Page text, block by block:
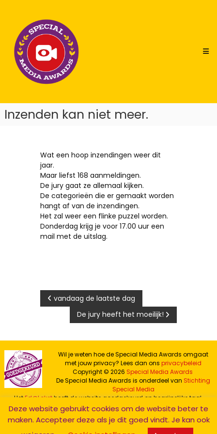
contentMedia
Awards
Inzenden kan niet meer.
Wat een hoop inzendingen weer dit
jaar.
Maar liefst 168 aanmeldingen.
De jury gaat ze allemaal kijken.
De categorieën die er gemaakt worden
hangt af van de inzendingen.
Het zal weer een flinke puzzel worden.
Donderdag krijg je voor 17.00 uur een
mail met de uitslag.
Bericht
navigatie
vandaag de laatste dag
De jury heeft het moeilijk!
Wil je weten hoe de Special Media Awards omgaat
met jouw privacy? Lees dan ons privacybeleid
Copyright © 2026 Special Media Awards
De Special Media Awards is onderdeel van Stichting
Special Media
HetEd@Loketheeft de website goedgekeurd op begrijpelijke taal.
De website van de Special Media Awards staat op de server van
Hostnet
Deze website gebruikt cookies om de website beter te
maken. Accepteer deze als je dit goed vindt. Je kan ook